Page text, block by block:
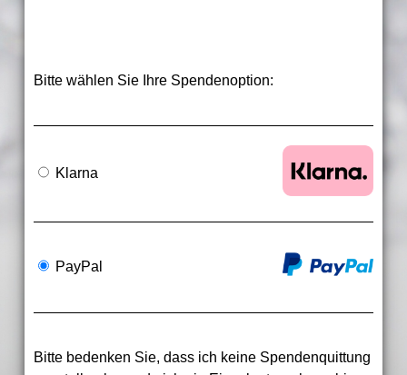
Bitte wählen Sie Ihre Spendenoption:
Klarna
PayPal
Bitte bedenken Sie, dass ich keine Spendenquittung